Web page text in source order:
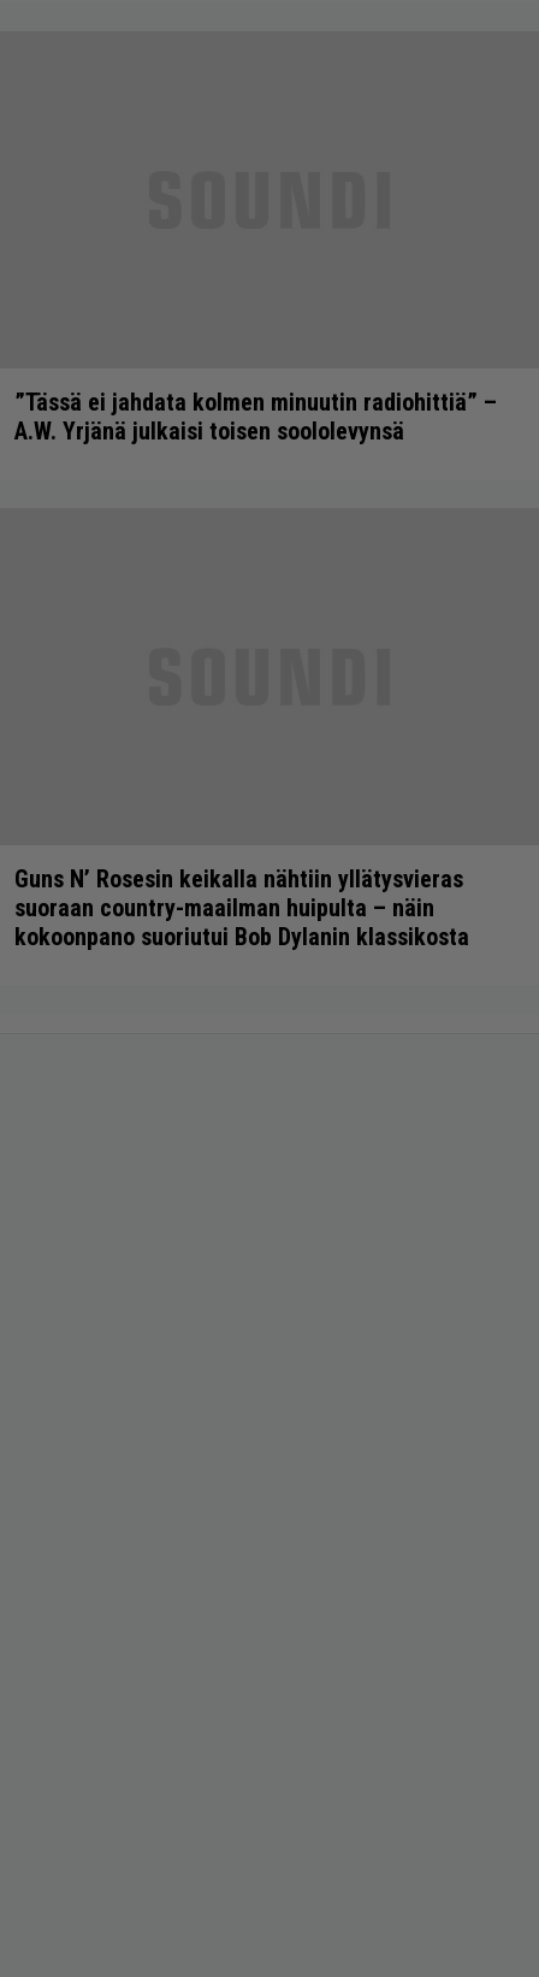
”Tässä ei jahdata kolmen minuutin radiohittiä” –
A.W. Yrjänä julkaisi toisen soololevynsä
Guns N’ Rosesin keikalla nähtiin yllätysvieras
suoraan country-maailman huipulta – näin
kokoonpano suoriutui Bob Dylanin klassikosta